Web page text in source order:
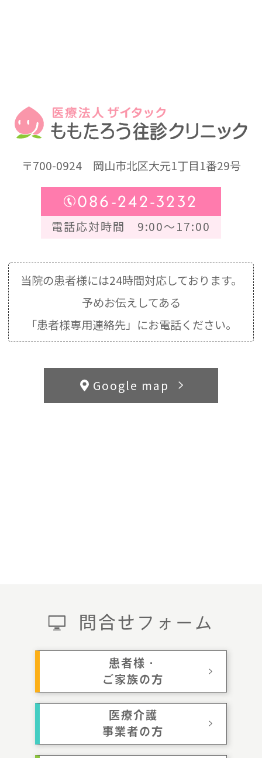
〒700-0924岡山市北区大元1丁目1番29号
086-242-3232
電話応対時間 9:00～17:00
当院の患者様には24時間対応しております。
予めお伝えしてある
「患者様専用連絡先」にお電話ください。
問合せフォーム
患者様・
ご家族の方
医療介護
事業者の方
Google map